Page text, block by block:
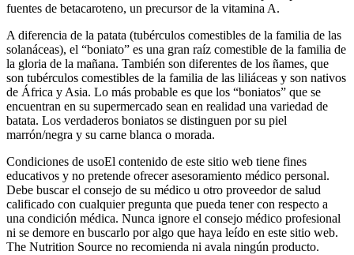
fuentes de betacaroteno, un precursor de la vitamina A.
A diferencia de la patata (tubérculos comestibles de la familia de las
solanáceas), el “boniato” es una gran raíz comestible de la familia de
la gloria de la mañana. También son diferentes de los ñames, que
son tubérculos comestibles de la familia de las liliáceas y son nativos
de África y Asia. Lo más probable es que los “boniatos” que se
encuentran en su supermercado sean en realidad una variedad de
batata. Los verdaderos boniatos se distinguen por su piel
marrón/negra y su carne blanca o morada.
Condiciones de usoEl contenido de este sitio web tiene fines
educativos y no pretende ofrecer asesoramiento médico personal.
Debe buscar el consejo de su médico u otro proveedor de salud
calificado con cualquier pregunta que pueda tener con respecto a
una condición médica. Nunca ignore el consejo médico profesional
ni se demore en buscarlo por algo que haya leído en este sitio web.
The Nutrition Source no recomienda ni avala ningún producto.